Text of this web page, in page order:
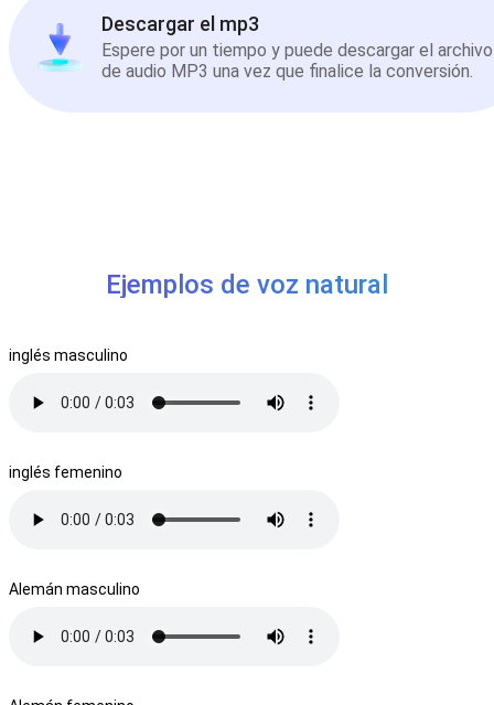
Descargar el mp3
Espere por un tiempo y puede descargar el archivo
de audio MP3 una vez que finalice la conversión.
Ejemplos de voz natural
inglés masculino
inglés femenino
Alemán masculino